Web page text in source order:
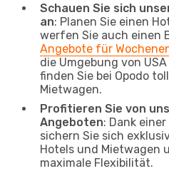
Schauen Sie sich
an: Planen Sie einen
werfen Sie auch einen
Angebote für
die Umgebung von
finden Sie bei Opodo
Mietwagen.
Profitieren Sie von
Angeboten: Dank
sichern Sie sich
Hotels und Mietwagen
maximale Flexibilität.